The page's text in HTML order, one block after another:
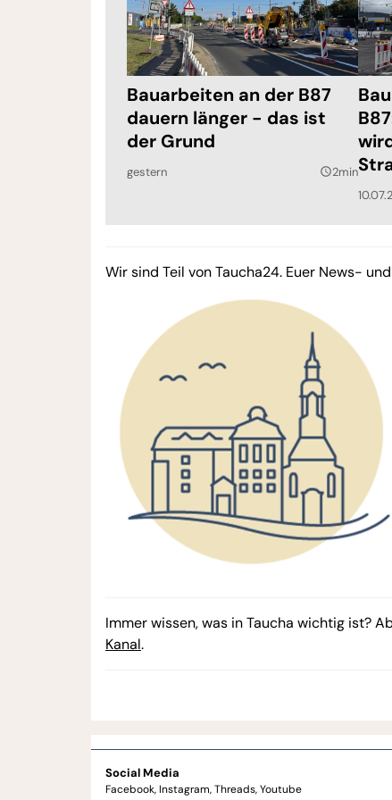
Bauarbeiten an der B87
dauern länger - das ist
der Grund
gestern query_builder2min
Wir sind Teil von Taucha24. Euer News-
Immer wissen, was in Taucha wichtig ist?
Kanal.
Social Media
Facebook Instagram Threads Youtube